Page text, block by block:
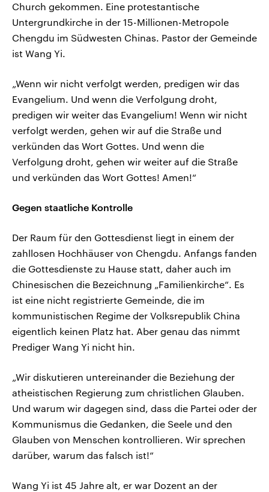
Church gekommen. Eine protestantische
Untergrundkirche in der 15-Millionen-Metropole
Chengdu im Südwesten Chinas. Pastor der Gemeinde
ist Wang Yi.
„Wenn wir nicht verfolgt werden, predigen wir das
Evangelium. Und wenn die Verfolgung droht,
predigen wir weiter das Evangelium! Wenn wir nicht
verfolgt werden, gehen wir auf die Straße und
verkünden das Wort Gottes. Und wenn die
Verfolgung droht, gehen wir weiter auf die Straße
und verkünden das Wort Gottes! Amen!“
Gegen staatliche Kontrolle
Der Raum für den Gottesdienst liegt in einem der
zahllosen Hochhäuser von Chengdu. Anfangs fanden
die Gottesdienste zu Hause statt, daher auch im
Chinesischen die Bezeichnung „Familienkirche“. Es
ist eine nicht registrierte Gemeinde, die im
kommunistischen Regime der Volksrepublik China
eigentlich keinen Platz hat. Aber genau das nimmt
Prediger Wang Yi nicht hin.
„Wir diskutieren untereinander die Beziehung der
atheistischen Regierung zum christlichen Glauben.
Und warum wir dagegen sind, dass die Partei oder der
Kommunismus die Gedanken, die Seele und den
Glauben von Menschen kontrollieren. Wir sprechen
darüber, warum das falsch ist!“
Wang Yi ist 45 Jahre alt, er war Dozent an der